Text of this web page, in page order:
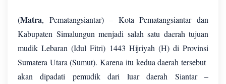
(Matra, Pematangsiantar) – Kota Pematangsiantar dan
Kabupaten Simalungun menjadi salah satu daerah tujuan
mudik Lebaran (Idul Fitri) 1443 Hijriyah (H) di Provinsi
Sumatera Utara (Sumut). Karena itu kedua daerah tersebut
akan dipadati pemudik dari luar daerah Siantar –